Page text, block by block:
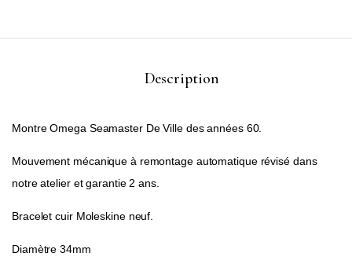
Description
Montre Omega Seamaster De Ville des années 60.
Mouvement mécanique à remontage automatique révisé dans
notre atelier et garantie 2 ans.
Bracelet cuir Moleskine neuf.
Diamètre 34mm